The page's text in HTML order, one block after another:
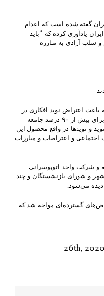
گفته شده است که اعدام
یادآوری کرده که “باید
سلب آزادی به مبارزه
باعث اعتراض نوید افکاری در
خیابان شد، فقری است که زندگی را “برای بیش از ۹۰ درصد جامعه
و نویدها در واقع محصول این
و اعتراضات و مبارزات
و شرکت واحد اتوبوسرانی
و شورای بازنشستگان و چند
دیده می‌شود.
گسترده‌ای مواجه شد که